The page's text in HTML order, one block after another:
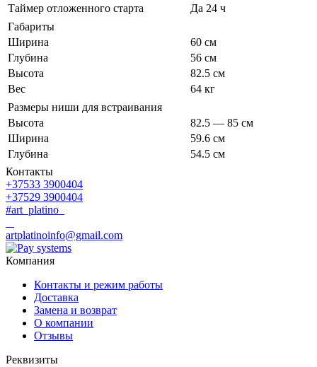
Таймер отложенного старта
Да 24 ч
Габариты
Ширина
60 см
Глубина
56 см
Высота
82.5 см
Вес
64 кг
Размеры ниши для встраивания
Высота
82.5 — 85 см
Ширина
59.6 см
Глубина
54.5 см
Контакты
+37533 3900404
+37529 3900404
#art_platino
artplatinoinfo@gmail.com
Компания
Контакты и режим работы
Доставка
Замена и возврат
О компании
Отзывы
Реквизиты